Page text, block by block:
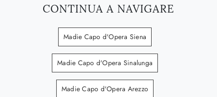
CONTINUA A NAVIGARE
Madie Capo d'Opera Siena
Madie Capo d'Opera Sinalunga
Madie Capo d'Opera Arezzo